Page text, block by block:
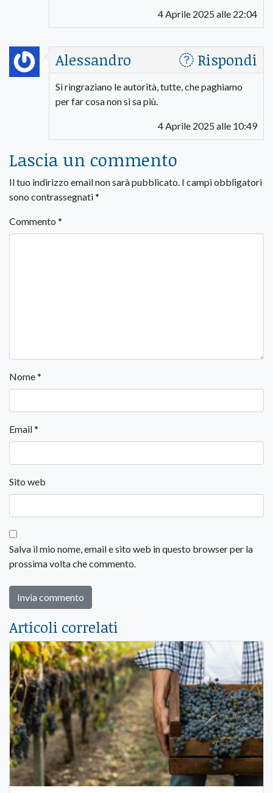
4 Aprile 2025 alle 22:04
Alessandro Rispondi
Si ringraziano le autorità, tutte, che paghiamo
per far cosa non si sa più.
4 Aprile 2025 alle 10:49
Lascia un commento
Il tuo indirizzo email non sarà pubblicato. I campi obbligatori
sono contrassegnati*
Commento *
Nome*
Email*
Sito web
Salva il mio nome, email e sito web in questo browser per la
prossima volta che commento.
Articoli correlati